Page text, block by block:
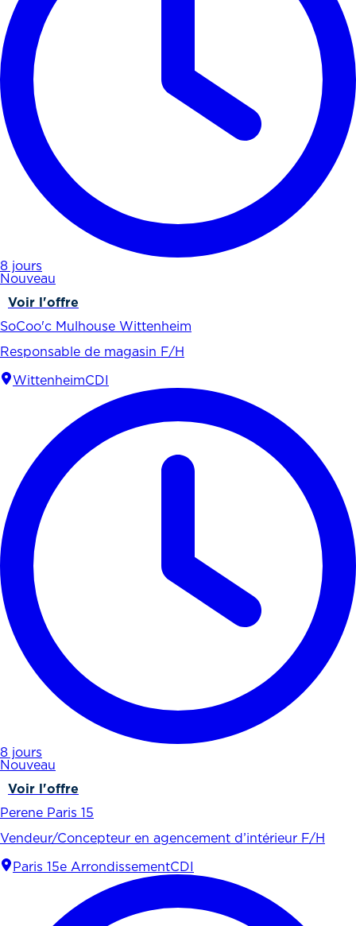
8 jours
Nouveau
Voir l'offre
SoCoo'c Mulhouse Wittenheim
Responsable de magasin F/H
WittenheimCDI
8 jours
Nouveau
Voir l'offre
Perene Paris 15
Vendeur/Concepteur en agencement d’intérieur F/H
Paris 15e ArrondissementCDI